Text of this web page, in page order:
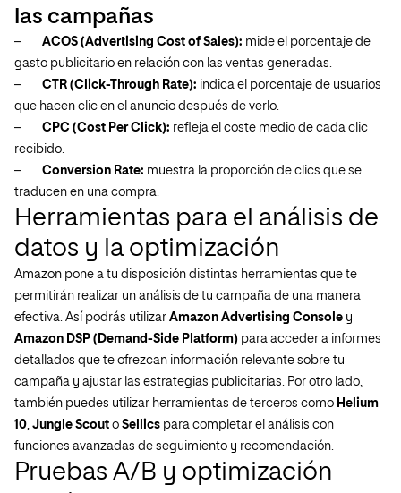
las campañas
– ACOS (Advertising Cost of Sales): mide el porcentaje de
gasto publicitario en relación con las ventas generadas.
–
CTR (Click-Through Rate): indica el porcentaje de usuarios
que hacen clic en el anuncio después de verlo.
–
CPC (Cost Per Click): refleja el coste medio de cada clic
recibido.
–
Conversion Rate: muestra la proporción de clics que se
traducen en una compra.
Herramientas para el análisis de
datos y la optimización
Amazon pone a tu disposición distintas herramientas que te
permitirán realizar un análisis de tu campaña de una manera
efectiva. Así podrás utilizar Amazon Advertising Console y
Amazon DSP (Demand-Side Platform) para acceder a informes
detallados que te ofrezcan información relevante sobre tu
campaña y ajustar las estrategias publicitarias. Por otro lado,
también puedes utilizar herramientas de terceros como Helium
10, Jungle Scout o Sellics para completar el análisis con
funciones avanzadas de seguimiento y recomendación.
Pruebas A/B y optimización